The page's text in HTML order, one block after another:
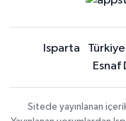
Isparta Türkiye
Esnaf
Sitede yayınlanan